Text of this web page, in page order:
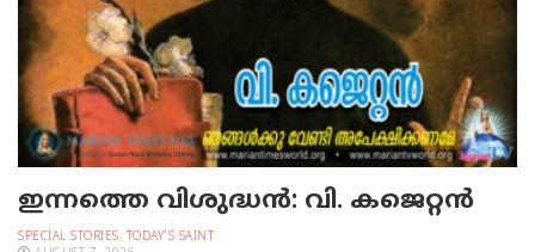
ഇന്നത്തെ വിശുദ്ധന്‍: വി. കജെറ്റന്‍
SPECIAL STORIES, TODAY'S SAINT